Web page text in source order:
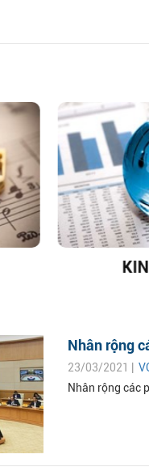
Nhân rộng
23/03/2021 |
Nhân rộng các